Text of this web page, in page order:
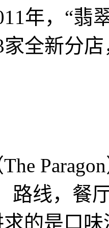
年，“翡
全新分
路线，餐
的是口